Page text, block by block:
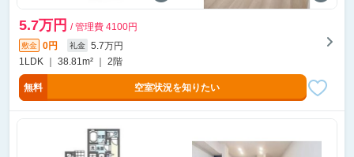
5.7万円 / 管理費 4100円
敷金 0円 礼金
5.7万円
1LDK ｜ 38.81m² ｜ 2階
無料 空室状況を知りたい